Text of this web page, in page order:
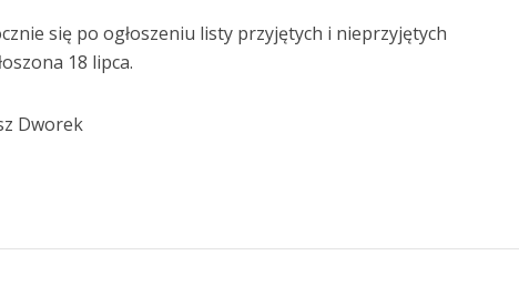
się po ogłoszeniu listy przyjętych i nieprzyjętych
18 lipca.
Dworek